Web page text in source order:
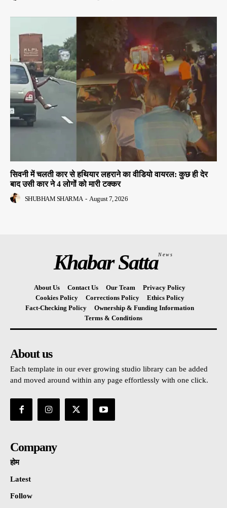
सिवनी में चलती कार से हथियार लहराने का वीडियो वायरल: कुछ ही देर
बाद उसी कार ने 4 लोगों को मारी टक्कर
SHUBHAM SHARMA - August 7, 2026
Khabar SattaNews
About Us Contact Us Our Team
Privacy Policy
Cookies Policy
Corrections Policy
Ethics Policy
Fact-Checking Policy
Ownership & Funding Information
Terms & Conditions
About us
Each template in our ever growing studio library can be added
and moved around within any page effortlessly with one click.
Company
होम
Latest
Follow